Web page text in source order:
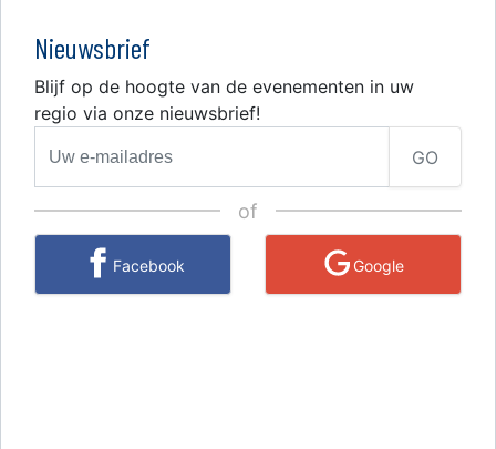
Nieuwsbrief
Blijf op de hoogte van de evenementen in uw
regio via onze nieuwsbrief!
GO
of
Facebook Google